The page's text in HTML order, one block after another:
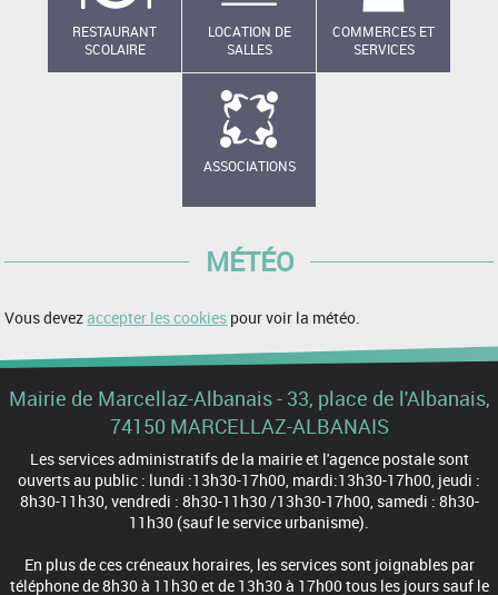
RESTAURANT
SCOLAIRE
LOCATION DE
SALLES
COMMERCES ET
SERVICES
ASSOCIATIONS
MÉTÉO
Vous devezaccepter les cookies pour voir la météo.
Mairie de Marcellaz-Albanais - 33, place de l'Albanais,
74150 MARCELLAZ-ALBANAIS
Les services administratifs de la mairie et l'agence postale sont
ouverts au public : lundi :13h30-17h00, mardi:13h30-17h00, jeudi :
8h30-11h30, vendredi : 8h30-11h30 /13h30-17h00, samedi : 8h30-
11h30 (sauf le service urbanisme).
En plus de ces créneaux horaires, les services sont joignables par
téléphone de 8h30 à 11h30 et de 13h30 à 17h00 tous les jours sauf le